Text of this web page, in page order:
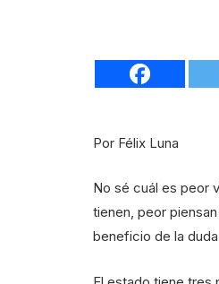
Por Félix Luna
No sé cuál es peor
tienen, peor
beneficio de la